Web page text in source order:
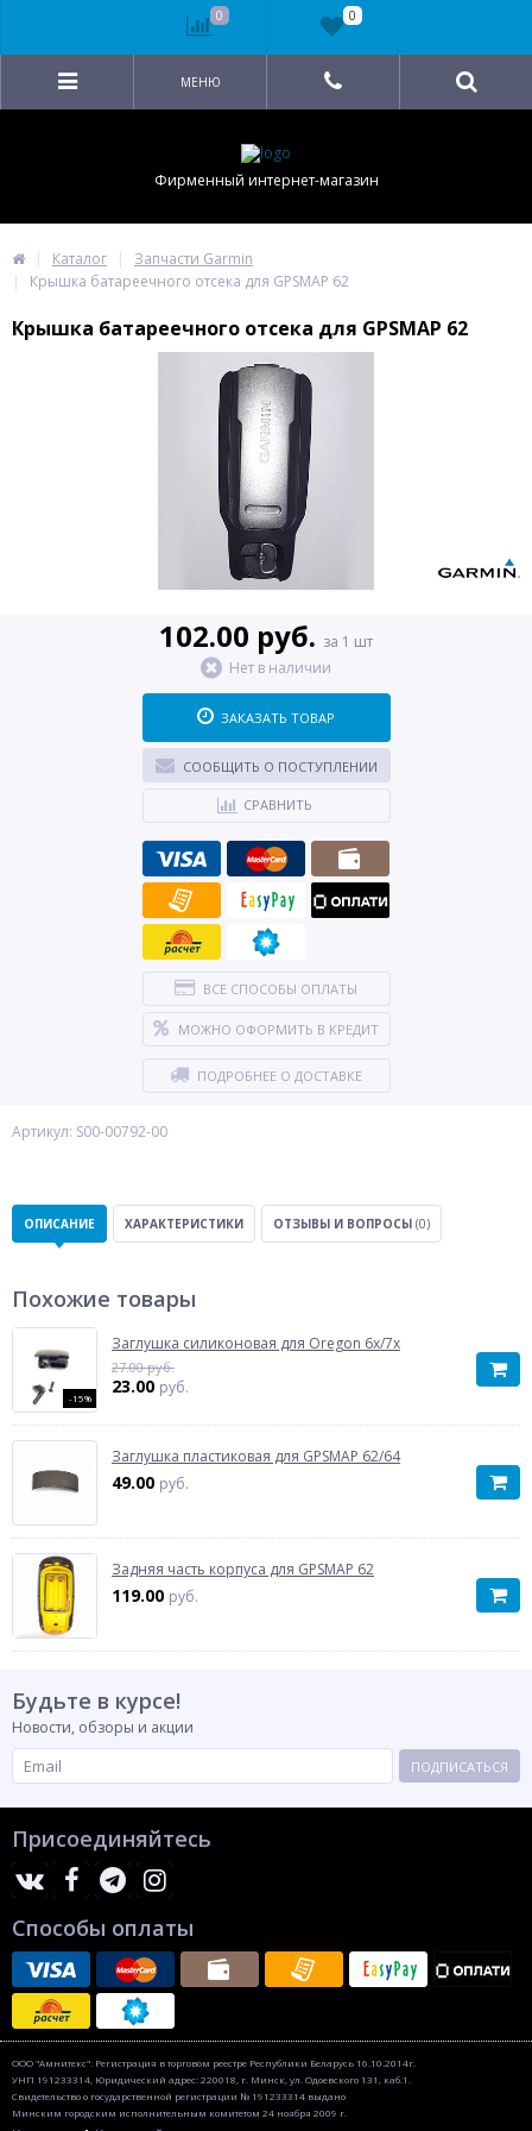
Фирменный интернет-магазин
МЕНЮ
Каталог
Запчасти Garmin
Крышка батареечного отсека для GPSMAP 62
Крышка батареечного отсека для GPSMAP 62
Артикул: S00-00792-00
102.00 руб. за 1 шт
Нет в наличии
ЗАКАЗАТЬ ТОВАР
СООБЩИТЬ О ПОСТУПЛЕНИИ
СРАВНИТЬ
ВСЕ СПОСОБЫ ОПЛАТЫ
МОЖНО ОФОРМИТЬ В КРЕДИТ
ПОДРОБНЕЕ О ДОСТАВКЕ
ОПИСАНИЕ ХАРАКТЕРИСТИКИ ОТЗЫВЫ И ВОПРОСЫ (0)
Похожие товары
-15%
Заглушка силиконовая для Oregon 6x/7x
27.00 руб.
23.00 руб.
Заглушка пластиковая для GPSMAP 62/64
49.00 руб.
Задняя часть корпуса для GPSMAP 62
119.00 руб.
Будьте в курсе!
Новости, обзоры и акции
ПОДПИСАТЬСЯ
Присоединяйтесь
Способы оплаты
ООО "Амнитекс". Регистрация в торговом реестре Республики Беларусь 16.10.2014г.
УНП 191233314, Юридический адрес: 220018, г. Минск, ул. Одоевского 131, каб.1.
Свидетельство о государственной регистрации № 191233314 выдано
Минским городским исполнительным комитетом 24 ноября 2009 г.
0 0